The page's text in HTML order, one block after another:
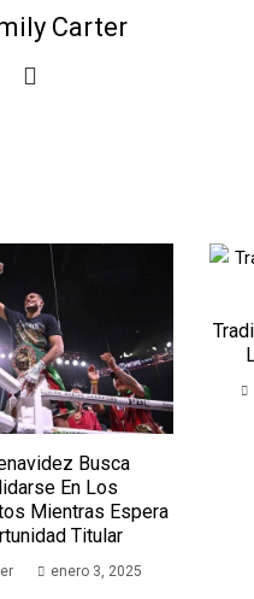
Carter
Busca
En Los
Mientras Espera
Titular
enero 3, 2025